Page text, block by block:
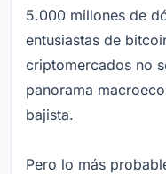
5.000 millones de
entusiastas de
criptomercados no
panorama
bajista.
Pero lo más